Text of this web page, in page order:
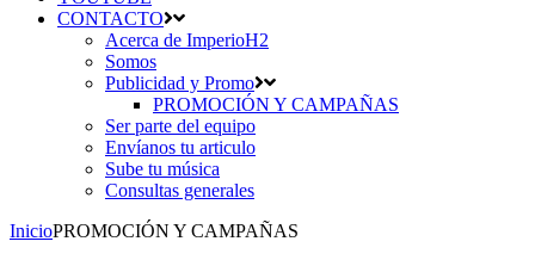
CONTACTO
Acerca de ImperioH2
Somos
Publicidad y Promo
PROMOCIÓN Y CAMPAÑAS
Ser parte del equipo
Envíanos tu articulo
Sube tu música
Consultas generales
InicioPROMOCIÓN Y CAMPAÑAS